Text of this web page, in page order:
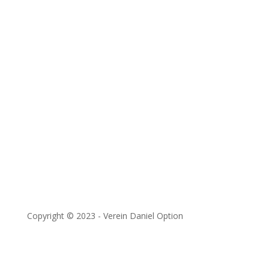
Copyright © 2023 - Verein Daniel Option